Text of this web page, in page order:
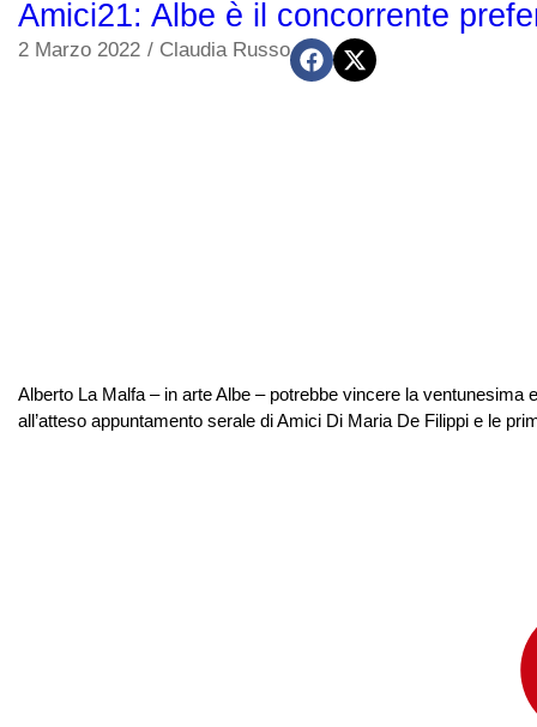
Amici21: Albe è il concorrente
2 Marzo 2022 / Claudia Russo
Alberto La Malfa – in arte Albe – potrebbe vincere la
all’atteso appuntamento serale di Amici Di Maria De Filippi e le